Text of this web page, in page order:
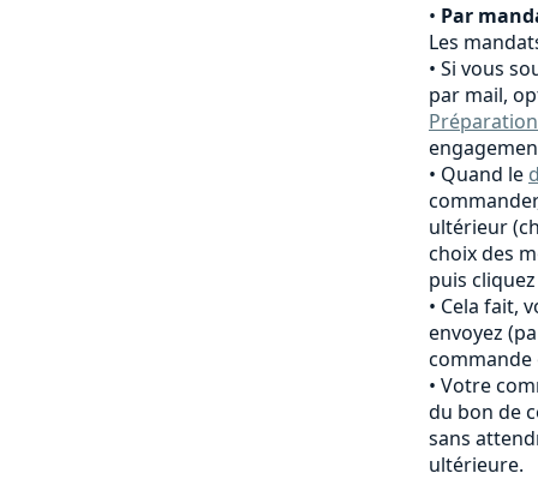
• Par
Les
Si vous
par mail,
Quand le
ultérieur
choix des
puis
Cela fait,
envoyez
commande
Votre
du bon de
sans
ultérieure.